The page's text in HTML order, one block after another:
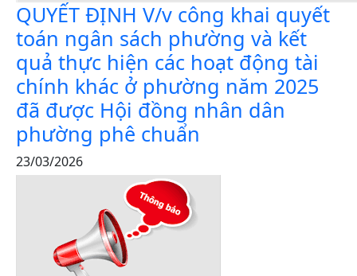
QUYẾT ĐỊNH V/v công khai quyết
toán ngân sách phường và kết
quả thực hiện các hoạt động tài
chính khác ở phường năm 2025
đã được Hội đồng nhân dân
phường phê chuẩn
23/03/2026